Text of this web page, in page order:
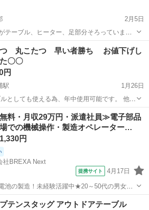
2月5日
テーブル、ヒーター、足部分そろっていま
ーシブルで両面使えます。 裏面は白っぽいお
ブル コタツ
つ 丸こたつ 早い者勝ち お値下げし
〇〇
円
駅
1月26日
としても使える為、年中使用可能です。 他の
すことにしました！ テーブルの正面に角度に
？のような物があります。写真にてご確認く
チ 高...
浦駅 テーブル
料・月収29万円・派遣社員≫電子部品
での機械操作・製造オペレーター…
円
社BREXA Next
提携サイト 4月17日
池の製造！未経験活躍中★20～50代の男女活
き1R寮完備！自宅からマイカー通勤OK！無料
あり！《徳島県板野郡松茂町》 人気の工
テンスタッグ アウトドアテーブル